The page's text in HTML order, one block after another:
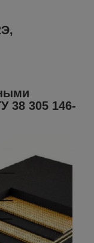
38 305 146-